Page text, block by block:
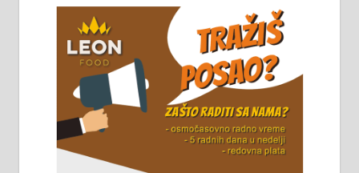
информација доћи лично на
стовариште у улици Максима
Горког 26 сваког радног дана од
8 до 15 часова. 063/465-045
Чистим све врсте димњака.
061/32-13-445